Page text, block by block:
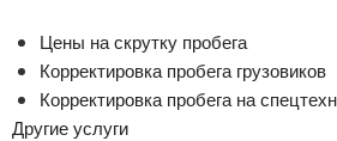
Цены на скрутку пробега
Корректировка пробега грузовиков
Корректировка пробега на
Другие услуги